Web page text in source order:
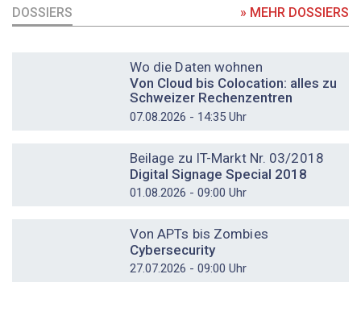
DOSSIERS » MEHR DOSSIERS
Wo die Daten wohnen
Von Cloud bis Colocation: alles zu
Schweizer Rechenzentren
07.08.2026 - 14:35 Uhr
Beilage zu IT-Markt Nr. 03/2018
Digital Signage Special 2018
01.08.2026 - 09:00 Uhr
Von APTs bis Zombies
Cybersecurity
27.07.2026 - 09:00 Uhr